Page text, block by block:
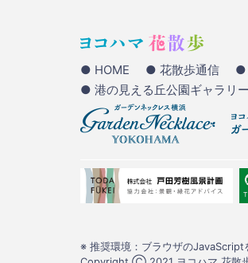
● HOME ● 花散歩通信 ●
● 港の見える丘公園ギャラリー
※ 推奨環境：ブラウザのJavaScript